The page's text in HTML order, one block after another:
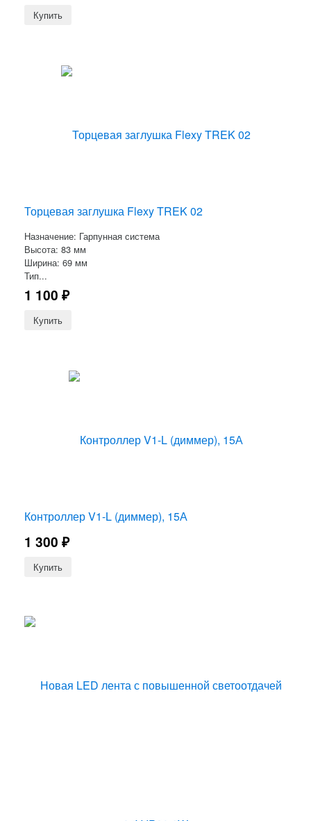
Торцевая заглушка Flexy TREK 02
Назначение: Гарпунная система
Высота: 83 мм
Ширина: 69 мм
Тип...
1 100 ₽
Контроллер V1-L (диммер), 15А
1 300 ₽